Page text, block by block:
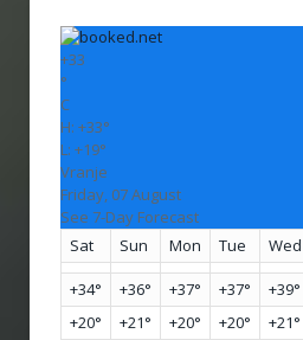
+33
°
C
H: +33°
L: +19°
Vranje
Friday, 07 August
See 7-Day Forecast
Sat
Sun Mon Tue Wed
+34° +36° +37° +37° +39°
+20° +21° +20° +20° +21°